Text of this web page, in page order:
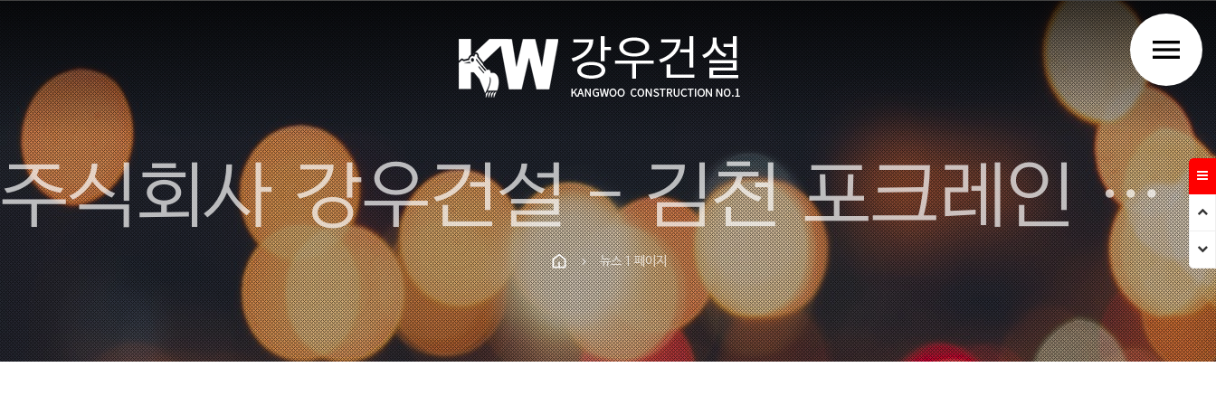
PrevNext
menu
주식회사 강우건설 - 김천 포크레인 덤프트럭 건설업체
chevron_right 뉴스 1 페이지